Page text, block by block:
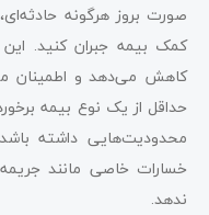
صورت بروز هرگونه
کمک بیمه جبران کنید. این
کاهش می‌دهد و اطمینان
حداقل از یک نوع بیمه
محدودیت‌هایی داشته
خسارات خاصی مانند
ندهد​​.